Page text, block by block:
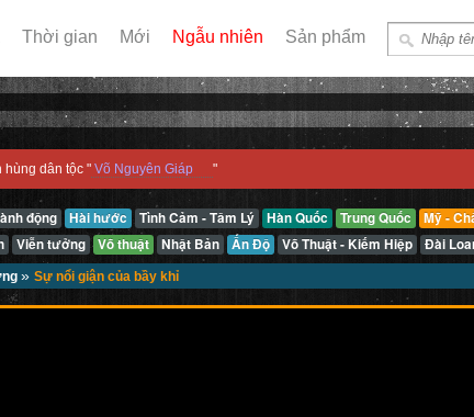
Thời gian Mới Ngẫu nhiên Sản phẩm
dân tộc " Võ Nguyên Giáp "
động Hài hước Tình Cảm - Tâm Lý Hàn Quốc Trung Quốc Mỹ -
Viễn tưởng Võ thuật Nhật Bản Ấn Độ Võ Thuật - Kiếm Hiệp Đài
» Sự nổi giận của bầy khỉ